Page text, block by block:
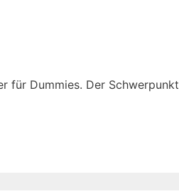
für Dummies. Der Schwerpunkt